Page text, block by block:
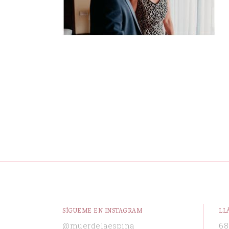
SÍGUEME EN INSTAGRAM
@muerdelaespina